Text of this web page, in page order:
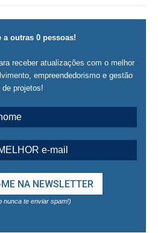
a outras 0 pessoas!
receber atualizações com o melhor
empreendedorismo e gestão
de projetos!
nunca te enviar spam!)